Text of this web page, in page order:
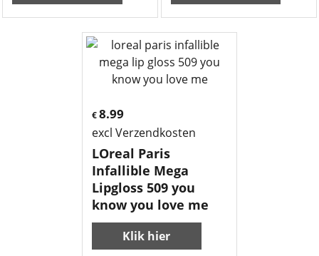
€8.99
excl Verzendkosten
LOreal Paris
Infallible Mega
Lipgloss 509 you
know you love me
Klik hier